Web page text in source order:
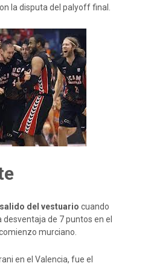
la disputa del palyoff final.
del vestuario cuando
de 7 puntos en el
murciano.
en el Valencia, fue el